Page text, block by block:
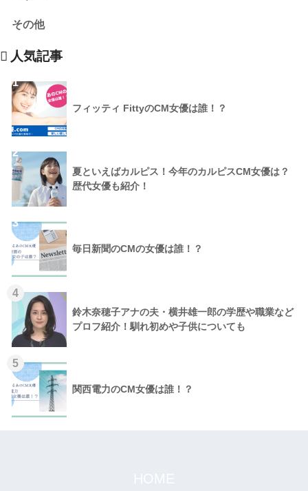
その他
人気記事
1
フィッティ FittyのCM女優は誰！？
2
夏といえばカルピス！今年のカルピスCM女優は？
歴代女優も紹介！
3
毎日新聞のCMの女優は誰！？
4
鈴木奈穂子アナの夫・横井雄一郎の学歴や職業など
プロフ紹介！馴れ初めや子供についても
5
関西電力のCM女優は誰！？